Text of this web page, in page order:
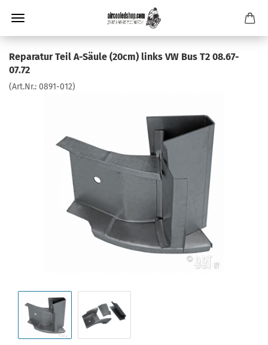
Reparatur Teil A-Säule (20cm) links VW Bus T2 08.67-
07.72
(Art.Nr.: 0891-012)